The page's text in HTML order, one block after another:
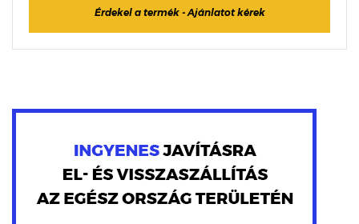
Érdekel a termék - Ajánlatot kérek